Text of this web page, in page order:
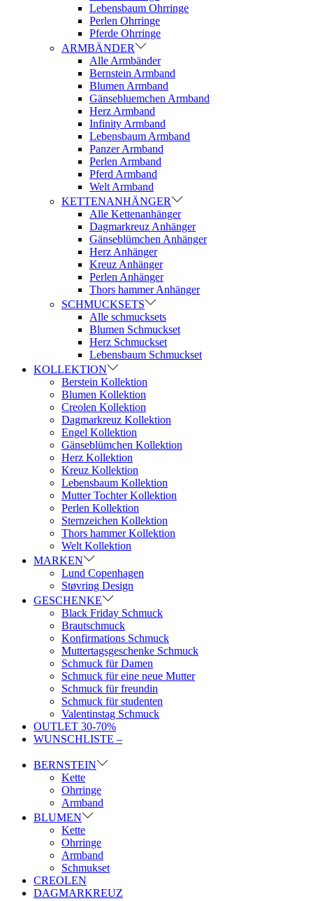
Lebensbaum Ohrringe
Perlen Ohrringe
Pferde Ohrringe
ARMBÄNDER
Alle Armbänder
Bernstein Armband
Blumen Armband
Gänsebluemchen Armband
Herz Armband
Infinity Armband
Lebensbaum Armband
Panzer Armband
Perlen Armband
Pferd Armband
Welt Armband
KETTENANHÄNGER
Alle Kettenanhänger
Dagmarkreuz Anhänger
Gänseblümchen Anhänger
Herz Anhänger
Kreuz Anhänger
Perlen Anhänger
Thors hammer Anhänger
SCHMUCKSETS
Alle schmucksets
Blumen Schmuckset
Herz Schmuckset
Lebensbaum Schmuckset
KOLLEKTION
Berstein Kollektion
Blumen Kollektion
Creolen Kollektion
Dagmarkreuz Kollektion
Engel Kollektion
Gänseblümchen Kollektion
Herz Kollektion
Kreuz Kollektion
Lebensbaum Kollektion
Mutter Tochter Kollektion
Perlen Kollektion
Sternzeichen Kollektion
Thors hammer Kollektion
Welt Kollektion
MARKEN
Lund Copenhagen
Støvring Design
GESCHENKE
Black Friday Schmuck
Brautschmuck
Konfirmations Schmuck
Muttertagsgeschenke Schmuck
Schmuck für Damen
Schmuck für eine neue Mutter
Schmuck für freundin
Schmuck für studenten
Valentinstag Schmuck
OUTLET 30-70%
WUNSCHLISTE –
BERNSTEIN
Kette
Ohrringe
Armband
BLUMEN
Kette
Ohrringe
Armband
Schmukset
CREOLEN
DAGMARKREUZ